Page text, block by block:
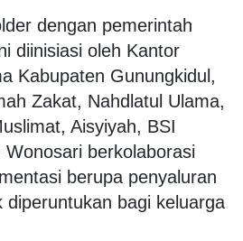
dengan pemerintah
diinisiasi oleh Kantor
Kabupaten Gunungkidul,
Zakat, Nahdlatul Ulama,
Aisyiyah, BSI
berkolaborasi
berupa penyaluran
diperuntukan bagi keluarga